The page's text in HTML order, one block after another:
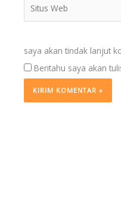
Web
saya akan tindak lanjut
Beritahu saya akan